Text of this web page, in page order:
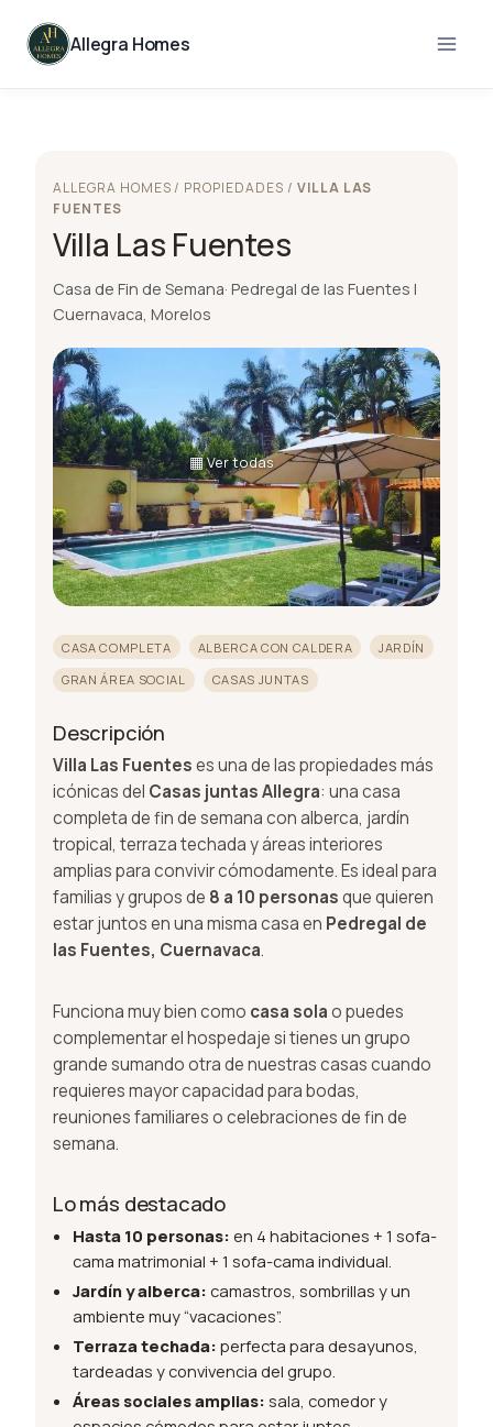
content
Allegra Homes
ALLEGRA HOMES / PROPIEDADES / VILLA LAS
FUENTES
Villa Las Fuentes
Casa de Fin de Semana· Pedregal de las Fuentes |
Cuernavaca, Morelos
▦Ver todas
CASA COMPLETA ALBERCA CON CALDERA
JARDÍN
GRAN ÁREA SOCIAL
CASAS JUNTAS
Descripción
Villa Las Fuenteses una de las propiedades más
icónicas del Casas juntas Allegra: una casa
completa de fin de semana con alberca, jardín
tropical, terraza techada y áreas interiores
amplias para convivir cómodamente. Es ideal para
familias y grupos de 8 a 10 personasque quieren
estar juntos en una misma casa en Pedregal de
las Fuentes, Cuernavaca.
Funciona muy bien como casa solao puedes
complementar el hospedaje si tienes un grupo
grande sumando otra de nuestras casas cuando
requieres mayor capacidad para bodas,
reuniones familiares o celebraciones de fin de
semana.
Lo más destacado
Hasta 10 personas: en 4 habitaciones + 1 sofa-
cama matrimonial + 1 sofa-cama individual.
Jardín y alberca: camastros, sombrillas y un
ambiente muy “vacaciones”.
Terraza techada: perfecta para desayunos,
tardeadas y convivencia del grupo.
Áreas sociales amplias: sala, comedor y